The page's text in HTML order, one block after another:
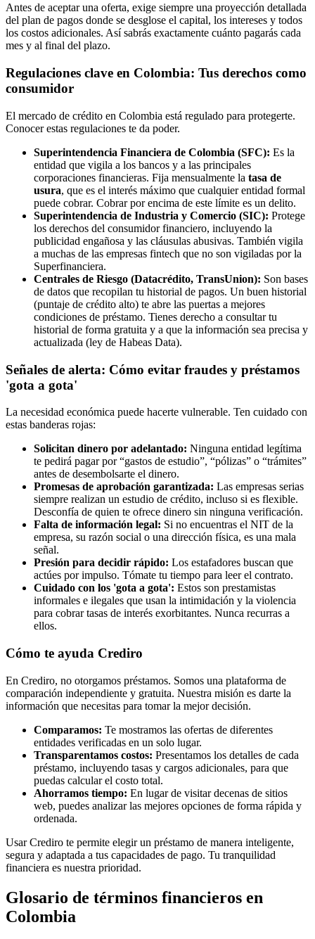
Antes de aceptar una oferta, exige siempre una proyección detallada
del plan de pagos donde se desglose el capital, los intereses y todos
los costos adicionales. Así sabrás exactamente cuánto pagarás cada
mes y al final del plazo.
Regulaciones clave en Colombia: Tus derechos como
consumidor
El mercado de crédito en Colombia está regulado para protegerte.
Conocer estas regulaciones te da poder.
Superintendencia Financiera de Colombia (SFC): Es la
entidad que vigila a los bancos y a las principales
corporaciones financieras. Fija mensualmente la tasa de
usura, que es el interés máximo que cualquier entidad formal
puede cobrar. Cobrar por encima de este límite es un delito.
Superintendencia de Industria y Comercio (SIC): Protege
los derechos del consumidor financiero, incluyendo la
publicidad engañosa y las cláusulas abusivas. También vigila
a muchas de las empresas fintech que no son vigiladas por la
Superfinanciera.
Centrales de Riesgo (Datacrédito, TransUnion): Son bases
de datos que recopilan tu historial de pagos. Un buen historial
(puntaje de crédito alto) te abre las puertas a mejores
condiciones de préstamo. Tienes derecho a consultar tu
historial de forma gratuita y a que la información sea precisa y
actualizada (ley de Habeas Data).
Señales de alerta: Cómo evitar fraudes y préstamos
'gota a gota'
La necesidad económica puede hacerte vulnerable. Ten cuidado con
estas banderas rojas:
Solicitan dinero por adelantado: Ninguna entidad legítima
te pedirá pagar por “gastos de estudio”, “pólizas” o “trámites”
antes de desembolsarte el dinero.
Promesas de aprobación garantizada: Las empresas serias
siempre realizan un estudio de crédito, incluso si es flexible.
Desconfía de quien te ofrece dinero sin ninguna verificación.
Falta de información legal: Si no encuentras el NIT de la
empresa, su razón social o una dirección física, es una mala
señal.
Presión para decidir rápido: Los estafadores buscan que
actúes por impulso. Tómate tu tiempo para leer el contrato.
Cuidado con los 'gota a gota': Estos son prestamistas
informales e ilegales que usan la intimidación y la violencia
para cobrar tasas de interés exorbitantes. Nunca recurras a
ellos.
Cómo te ayuda Crediro
En Crediro, no otorgamos préstamos. Somos una plataforma de
comparación independiente y gratuita. Nuestra misión es darte la
información que necesitas para tomar la mejor decisión.
Comparamos: Te mostramos las ofertas de diferentes
entidades verificadas en un solo lugar.
Transparentamos costos: Presentamos los detalles de cada
préstamo, incluyendo tasas y cargos adicionales, para que
puedas calcular el costo total.
Ahorramos tiempo: En lugar de visitar decenas de sitios
web, puedes analizar las mejores opciones de forma rápida y
ordenada.
Usar Crediro te permite elegir un préstamo de manera inteligente,
segura y adaptada a tus capacidades de pago. Tu tranquilidad
financiera es nuestra prioridad.
Glosario de términos financieros en
Colombia